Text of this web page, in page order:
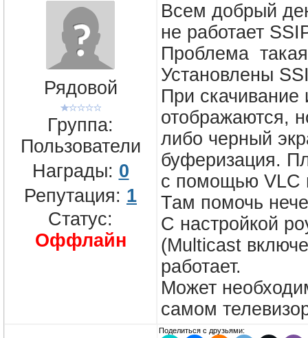
Рядовой
Группа:
Пользователи
Награды: 0
Репутация: 1
Статус:
Оффлайн
Всем добрый
не работает
Проблема
Установлены
При скачивание
отображаются,
либо черный
буферизация.
с помощью VLC
Там помочь
С настройкой
(Multicast
работает.
Может
самом
Поделиться с друзьями: